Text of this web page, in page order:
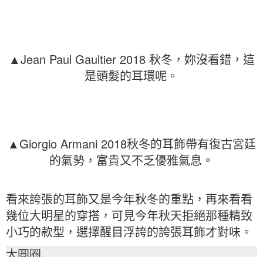
▲Jean Paul Gaultier 2018 秋冬，妳沒看錯，這
是頭髮的耳環呢。
▲Giorgio Armani 2018秋冬的耳飾帶有復古宮廷
的氣勢，富貴又不乏優雅氣息。
看來誇張的耳飾又是今年秋冬的重點，再來看看
幾位大明星的穿搭，可見今年秋天拒絕那種精致
小巧的款型，選擇醒目浮誇的誇張耳飾才對味。
大圓圈